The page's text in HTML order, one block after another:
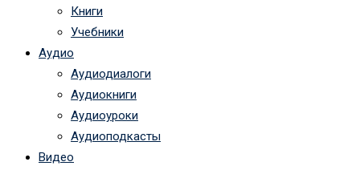
Книги
Учебники
Аудио
Аудиодиалоги
Аудиокниги
Аудиоуроки
Аудиоподкасты
Видео